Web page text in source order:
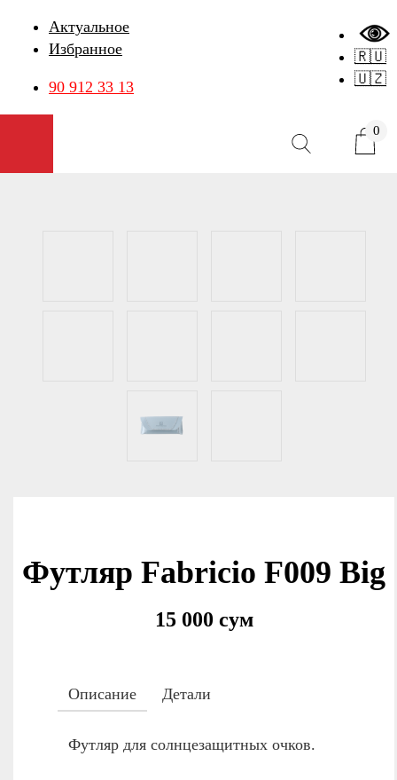
Актуальное
Избранное
90 912 33 13
🇷🇺
🇺🇿
0
Футляр Fabricio F009 Big
15 000 сум
Описание Детали
Футляр для солнцезащитных очков.